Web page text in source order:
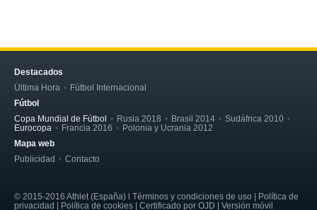
Destacados
Última Hora
Fútbol Internacional
Fútbol
Copa Mundial de Fútbol
Rusia 2018 Brasil 2014
Sudáfrica 2010
Eurocopa
Francia 2016
Polonia y Ucrania 2012
Mapa web
Publicidad
Contacto
© 2015-2016 Athlet (España) l Términos y condiciones de uso | Política de
privacidad | Política de cookies | Certificado por OJD | Versión móvil